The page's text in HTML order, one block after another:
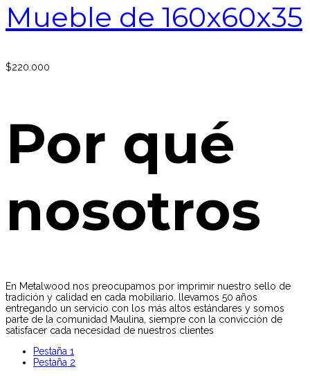
Mueble de 160x60x35
$220.000
Por qué
nosotros
En Metalwood nos preocupamos por imprimir nuestro sello de
tradición y calidad en cada mobiliario. llevamos 50 años
entregando un servicio con los más altos estándares y somos
parte de la comunidad Maulina, siempre con la convicción de
satisfacer cada necesidad de nuestros clientes
Pestaña 1
Pestaña 2